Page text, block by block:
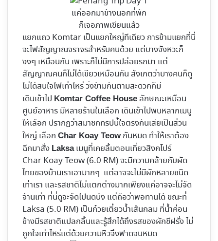
แค่ออกมาข้างนอกที่พัก
ก็เจอภาพเขียนแล้ว
แยกแถว Komtar เป็นแยกใหญ่ทีเดียว การข้ามแยกที่นี่
จะไฟสัญญาณจราจรสำหรับคนด้วย แต่บางจังหวะก็
งงๆ เหมือนกัน เพราะก็ไม่มีการปล่อยรถมา แต่
สัญญาณคนก็ไม่ได้เขียวเหมือนกัน สังเกตว่าบางคนก็ดู
ไม่ได้สนใจไฟเท่าไหร่ วิ่งข้ามกันตามสะดวกก็มี
เดินเข้าไป Komtar Coffee House ลักษณะเหมือน
ศูนย์อาหาร มีหลายร้านในเลือก เดินเข้าไปพบหลากเมนู
ให้เลือก ปรากฏว่าสมาชิกทริปนี้ใจตรงกันเสียเป็นส่วน
ใหญ่ เลือก Char Koay Teowกันหมด ทำให้เราต้อง
ฉีกมาสั่ง Laksaเมนูที่เคยลิ้มตอนเที่ยวสิงคโปร์
Char Koay Teow (6.0 RM) จะมีความคล้ายกับผัด
ไทยของบ้านเราเอามากๆ แต่อาจจะไม่มีผักหลายชนิด
เท่าเรา และรสชาติไม่แตกต่างมากเพียงแค่อาจจะไม่จัด
จ้านเท่า ที่นี่ดูจะจืดไปนิดนึง แต่ถือว่าพอทานได้ ขณะที่
Laksa (5.0 RM) เป็นก๋วยเตี๋ยวน้ำเส้นกลม ที่น้ำค่อน
ข้างมีรสชาติแปลกลิ้นและรู้สึกได้ถึงรสของผักชีฝรั่ง ไม่
ถูกใจเท่าไหร่แต่ด้วยความหิวจึงฟาดจนหมด